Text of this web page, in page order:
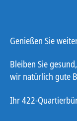
Genießen Sie
Bleiben Sie
wir natürlich gute
Ihr 422-